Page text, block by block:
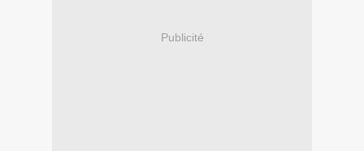
Publicité